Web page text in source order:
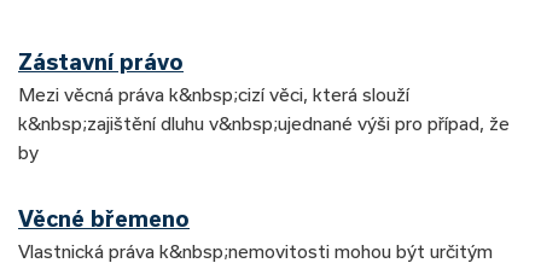
Zástavní právo
Mezi věcná práva k&nbsp;cizí věci, která slouží
k&nbsp;zajištění dluhu v&nbsp;ujednané výši pro případ, že
by
Věcné břemeno
Vlastnická práva k&nbsp;nemovitosti mohou být určitým